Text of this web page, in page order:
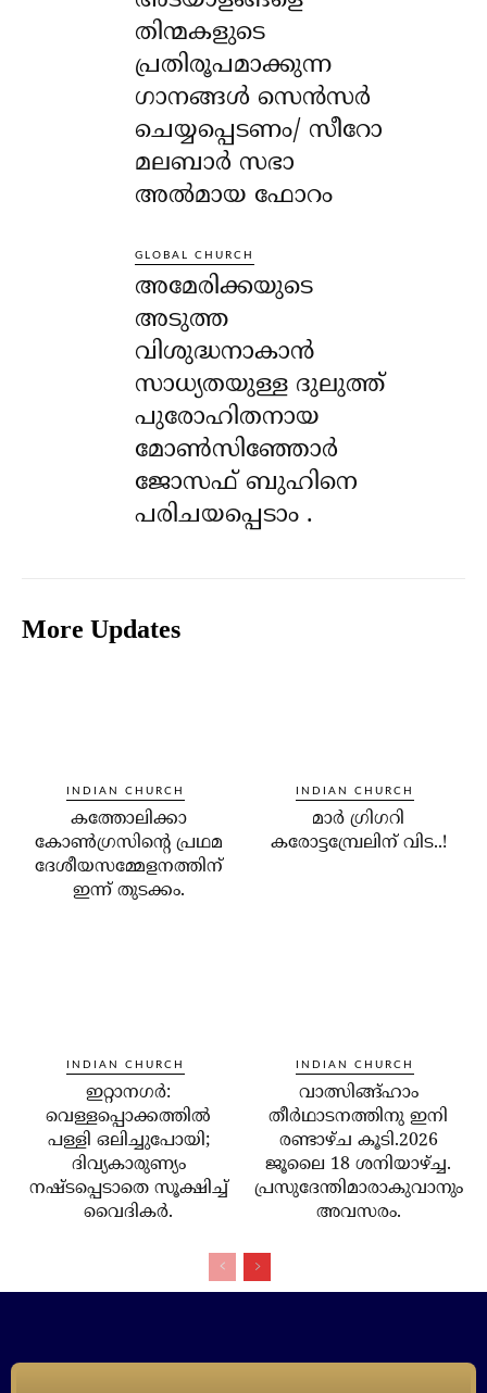
തിന്മകളുടെ
പ്രതിരൂപമാക്കുന്ന
ഗാനങ്ങൾ സെൻസർ
ചെയ്യപ്പെടണം/ സീറോ
മലബാർ സഭാ
അൽമായ ഫോറം
GLOBAL CHURCH
അമേരിക്കയുടെ
അടുത്ത
വിശുദ്ധനാകാൻ
സാധ്യതയുള്ള ദുലുത്ത്
പുരോഹിതനായ
മോൺസിഞ്ഞോർ
ജോസഫ് ബുഹിനെ
പരിചയപ്പെടാം .
More Updates
INDIAN CHURCH
കത്തോലിക്കാ
കോണ്‍ഗ്രസിന്റെ പ്രഥമ
ദേശീയസമ്മേളനത്തിന്
ഇന്ന് തുടക്കം.
INDIAN CHURCH
മാര്‍ ഗ്രിഗറി
കരോട്ടമ്പ്രേലിന് വിട..!
INDIAN CHURCH
ഇറ്റാനഗര്‍:
വെള്ളപ്പൊക്കത്തില്‍
പള്ളി ഒലിച്ചുപോയി;
ദിവ്യകാരുണ്യം
നഷ്ടപ്പെടാതെ സൂക്ഷിച്ച്
വൈദികര്‍.
INDIAN CHURCH
വാത്സിങ്ങ്ഹാം
തീർഥാടനത്തിനു ഇനി
രണ്ടാഴ്ച കൂടി.2026
ജൂലൈ 18 ശനിയാഴ്ച്ച.
പ്രസുദേന്തിമാരാകുവാനും
അവസരം.